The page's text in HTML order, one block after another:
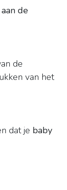
aan de
de
van het
dat je baby